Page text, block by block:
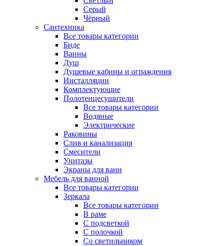
Серый
Чёрный
Сантехника
Все товары категории
Биде
Ванны
Душ
Душевые кабины и ограждения
Инсталляции
Комплектующие
Полотенцесушители
Все товары категории
Водяные
Электрические
Раковины
Слив и канализация
Смесители
Унитазы
Экраны для ванн
Мебель для ванной
Все товары категории
Зеркала
Все товары категории
В раме
С подсветкой
С полочкой
Со светильником